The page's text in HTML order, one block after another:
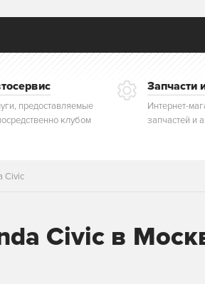
предоставляемые
клубом
Запчасти
Интернет-
запчастей и
Civic
Civic в